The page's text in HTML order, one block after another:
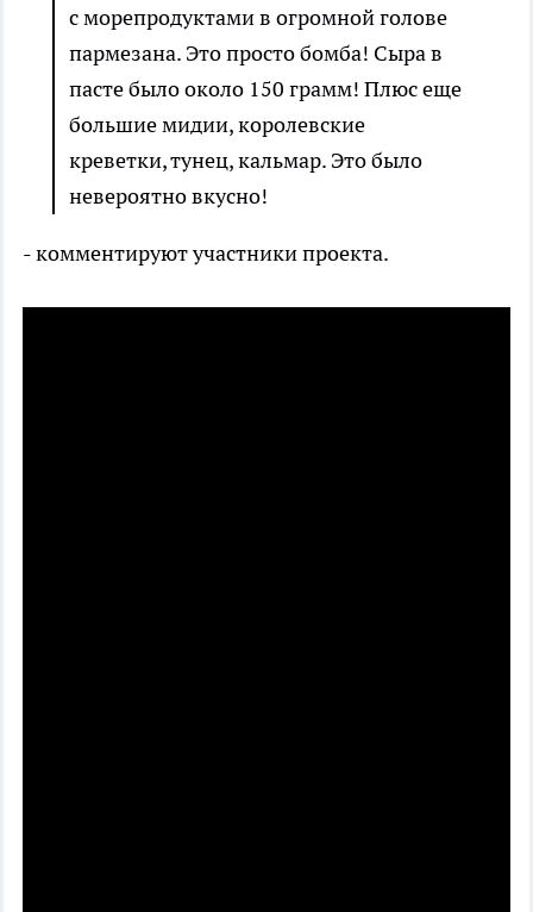
с морепродуктами в огромной голове
пармезана. Это просто бомба! Сыра в
пасте было около 150 грамм! Плюс еще
большие мидии, королевские
креветки, тунец, кальмар. Это было
невероятно вкусно!
- комментируют участники проекта.